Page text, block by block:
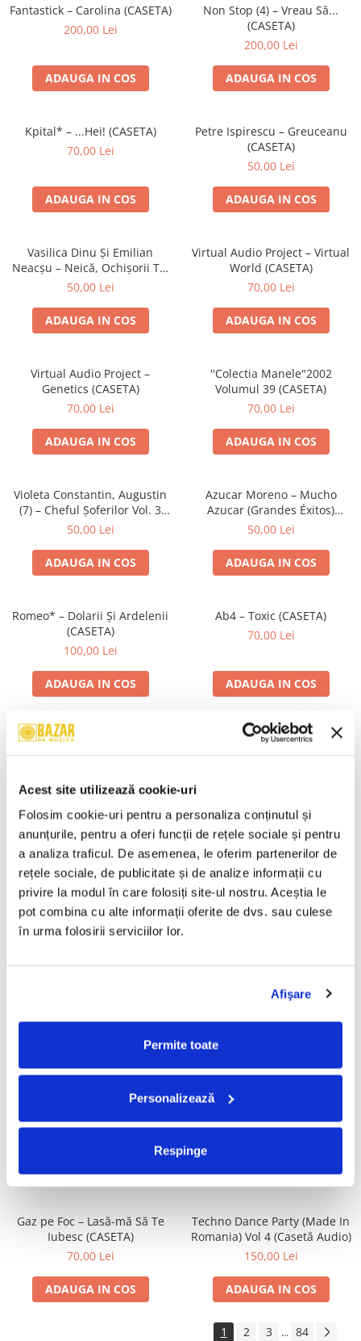
Acest site utilizează cookie-uri
Folosim cookie-uri pentru a personaliza conținutul și
anunțurile, pentru a oferi funcții de rețele sociale și pentru
a analiza traficul. De asemenea, le oferim partenerilor de
rețele sociale, de publicitate și de analize informații cu
privire la modul în care folosiți site-ul nostru. Aceștia le
pot combina cu alte informații oferite de dvs. sau culese
în urma folosirii serviciilor lor.
Afişare
Permite toate
Personalizează
Respinge
Viniluri Românești
Colecția Electrecord
Fantastick – Carolina (CASETA)
200,00 Lei
ADAUGA IN COS
Non Stop (4) – Vreau Să...
(CASETA)
200,00 Lei
ADAUGA IN COS
Kpital* – ...Hei! (CASETA)
70,00 Lei
ADAUGA IN COS
Petre Ispirescu – Greuceanu
(CASETA)
50,00 Lei
ADAUGA IN COS
Vasilica Dinu Și Emilian
Neacșu – Neică, Ochișorii Tăi
(CASETA)
50,00 Lei
ADAUGA IN COS
Virtual Audio Project – Virtual
World (CASETA)
70,00 Lei
ADAUGA IN COS
Virtual Audio Project –
Genetics (CASETA)
70,00 Lei
ADAUGA IN COS
''Colectia Manele"2002
Volumul 39 (CASETA)
70,00 Lei
ADAUGA IN COS
Violeta Constantin, Augustin
(7) – Cheful Șoferilor Vol. 3
(CASETA)
50,00 Lei
ADAUGA IN COS
Azucar Moreno – Mucho
Azucar (Grandes Éxitos)
(CASETA)
50,00 Lei
ADAUGA IN COS
Romeo* – Dolarii Și Ardelenii
(CASETA)
100,00 Lei
ADAUGA IN COS
Ab4 – Toxic (CASETA)
70,00 Lei
ADAUGA IN COS
Brahms* – Simfonia Nr.4 În
Wolfgang Amadeus Mozart –
Cheb Mami – Du Sud Au Nord
(CASETA)
50,00 Lei
ADAUGA IN COS
Chopin* – Nocturne Și
Mazurci (CASETA)
50,00 Lei
(CASETA)
Valahia – Valahia (CASETA)
100,00 Lei
Satan's Satyrs – Die
Gaz pe Foc – Lasă-mă Să Te
Iubesc (CASETA)
70,00 Lei
ADAUGA IN COS
Techno Dance Party (Made In
Romania) Vol 4 (Casetă Audio)
150,00 Lei
ADAUGA IN COS
1 2 3 ... 84